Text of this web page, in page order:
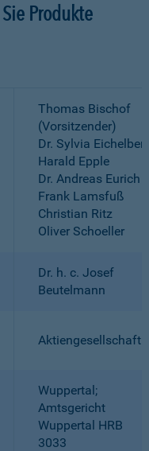
Produkte
Thomas Bischof
(Vorsitzender)
Dr. Sylvia
Harald Epple
Dr. Andreas Eurich
Frank Lamsfuß
Christian Ritz
Oliver Schoeller
Dr. h. c. Josef
Beutelmann
Aktiengesellschaft
Wuppertal;
Amtsgericht
Wuppertal HRB
3033